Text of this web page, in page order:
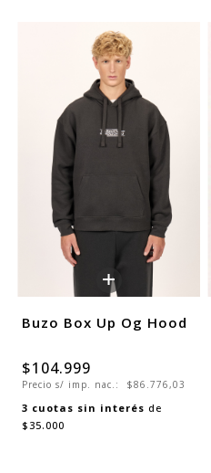
+
Buzo Box Up Og Hood
$104.999
Precio s/ imp. nac.: $86.776,03
3 cuotas sin interés de
$35.000